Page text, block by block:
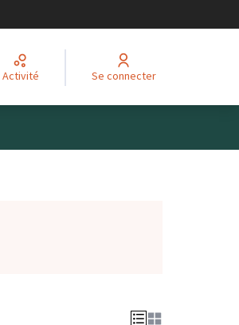
Activité Se connecter